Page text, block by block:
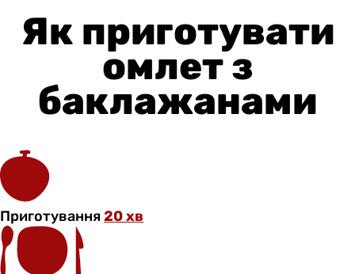
Як приготувати
омлет з
баклажанами
Приготування20 хв